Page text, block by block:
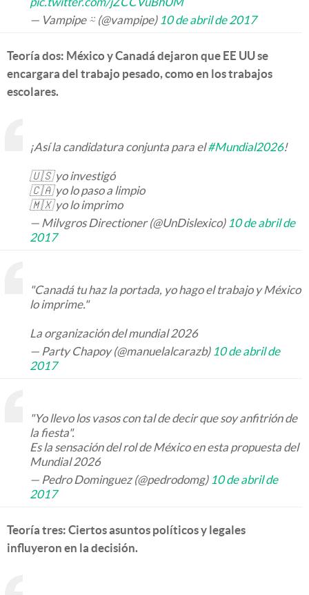
— Vampipe ⍨ (@vampipe) 10 de abril de 2017
Teoría dos: México y Canadá dejaron que EE UU se
encargara del trabajo pesado, como en los trabajos
escolares.
¡Así la candidatura conjunta para el#Mundial2026!
🇺🇸 yo investigó
🇨🇦 yo lo paso a limpio
🇲🇽 yo lo imprimo
— Milvgros Directioner (@UnDislexico) 10 de abril de
2017
"Canadá tu haz la portada, yo hago el trabajo y México
lo imprime."
La organización del mundial 2026
— Party Chapoy (@manuelalcarazb) 10 de abril de
2017
"Yo llevo los vasos con tal de decir que soy anfitrión de
la fiesta".
Es la sensación del rol de México en esta propuesta del
Mundial 2026
— Pedro Dominguez (@pedrodomg) 10 de abril de
2017
Teoría tres: Ciertos asuntos políticos y legales
influyeron en la decisión.